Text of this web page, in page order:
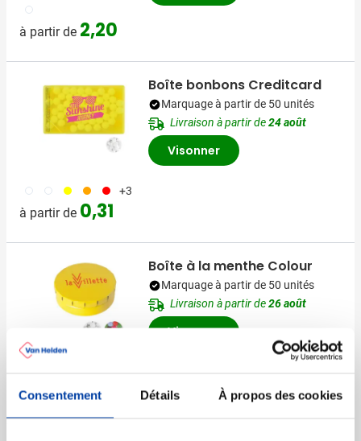
Consentement Détails À propos des cookies
002
à partir de 2,20
002 970 006 007 008 +3
à partir de 0,31
Boîte bonbons Creditcard
Marquage à partir de 50 unités
Livraison à partir de24 août
Visonner
à partir de 0,37
Boîte à la menthe Colour
Marquage à partir de 50 unités
Livraison à partir de26 août
Visonner